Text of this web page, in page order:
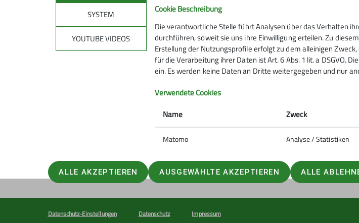
Mitmachen Klettern
Kletterzentrum
Wasserturm
Datenschutz-Einstellungen Datenschutz Impressum
SYSTEM
YOUTUBE VIDEOS
Cookie Beschreibung
Die verantwortliche Stelle führt Analysen über das Verhalten
durchführen, soweit sie uns ihre Einwilligung erteilen. Zu
Erstellung der Nutzungsprofile erfolgt zu dem alleinigen
für die Verarbeitung ihrer Daten ist Art. 6 Abs. 1 lit. a DSGVO.
ein. Es werden keine Daten an Dritte weitergegeben und nur
Verwendete Cookies
Name
Zweck
Matomo Analyse / Statistiken
ALLE AKZEPTIEREN AUSGEWÄHLTE AKZEPTIEREN ALLE